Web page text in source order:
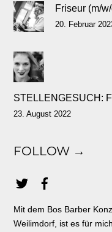
Friseur (m/
20. Februar
STELLENGESUCH:
23. August 2022
FOLLOW →
Mit dem Bos Barber
Weilimdorf, ist es für